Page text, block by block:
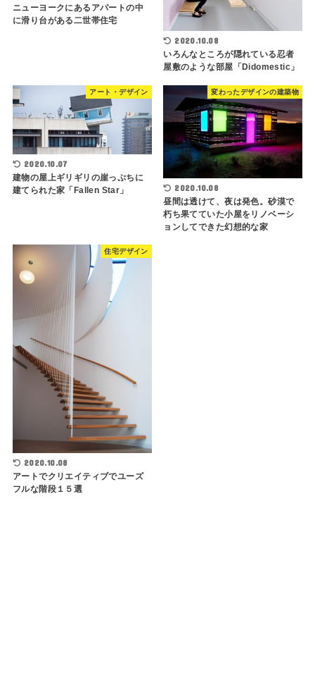
ニューヨークにあるアパートの中
に滑り台がある二世帯住宅
2020.10.08
いろんなところが隠れている忍者
屋敷のような部屋「Didomestic」
アート・デザイン
2020.10.07
建物の屋上ギリギリの崖っぷちに
建てられた家「Fallen Star」
変わったデザインの建築物
2020.10.08
昼間は透けて、夜は発色。砂漠で
朽ち果てていた小屋をリノベーシ
ョンしてできた幻想的な家
住宅デザイン
2020.10.08
アートでクリエイティブでユーズ
フルな階段１５選